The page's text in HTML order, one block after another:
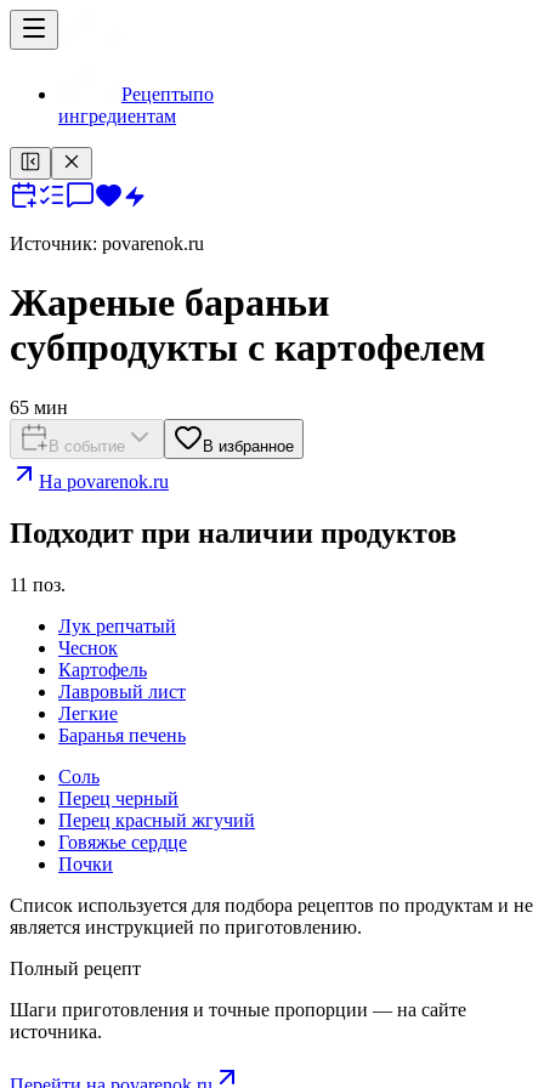
Рецептыпо
ингредиентам
Источник: povarenok.ru
Жареные бараньи
субпродукты с картофелем
65 мин
В событие В избранное
На povarenok.ru
Подходит при наличии продуктов
11 поз.
Лук репчатый
Чеснок
Картофель
Лавровый лист
Легкие
Баранья печень
Соль
Перец черный
Перец красный жгучий
Говяжье сердце
Почки
Список используется для подбора рецептов по продуктам и не
является инструкцией по приготовлению.
Полный рецепт
Шаги приготовления и точные пропорции — на сайте
источника.